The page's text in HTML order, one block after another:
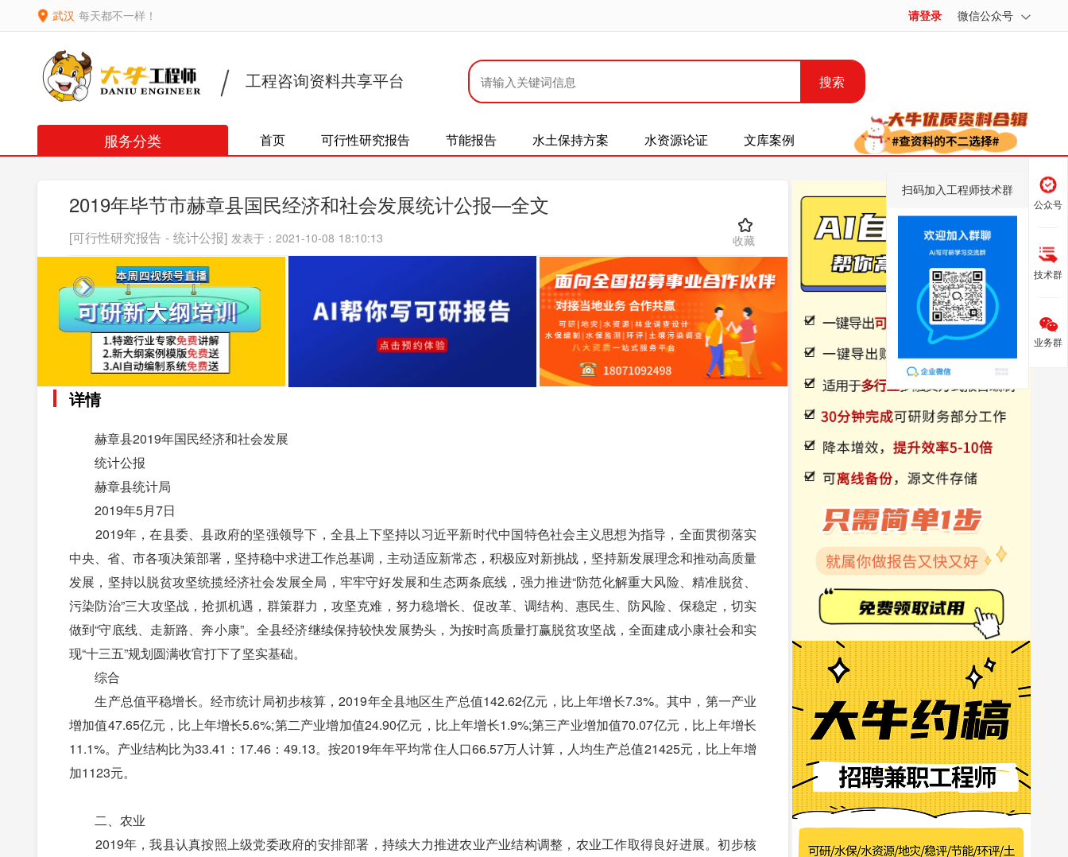
武汉 每天都不一样！ 请登录 微信公众号
工程咨询资料共享平台 搜索
服务分类 首页 可行性研究报告 节能报告 水土保持方案 水资源论证 文库案例
2019年毕节市赫章县国民经济和社会发展统计公报—全文
[可行性研究报告 - 统计公报] 发表于：2021-10-08 18:10:13 收藏
详情
赫章县2019年国民经济和社会发展
统计公报
赫章县统计局
2019年5月7日
2019年，在县委、县政府的坚强领导下，全县上下坚持以习近平新时代中国特色社会主义思想为指导，全面贯彻落实
中央、省、市各项决策部署，坚持稳中求进工作总基调，主动适应新常态，积极应对新挑战，坚持新发展理念和推动高质量
发展，坚持以脱贫攻坚统揽经济社会发展全局，牢牢守好发展和生态两条底线，强力推进“防范化解重大风险、精准脱贫、
污染防治”三大攻坚战，抢抓机遇，群策群力，攻坚克难，努力稳增长、促改革、调结构、惠民生、防风险、保稳定，切实
做到“守底线、走新路、奔小康”。全县经济继续保持较快发展势头，为按时高质量打赢脱贫攻坚战，全面建成小康社会和实
现“十三五”规划圆满收官打下了坚实基础。
综合
生产总值平稳增长。经市统计局初步核算，2019年全县地区生产总值142.62亿元，比上年增长7.3%。其中，第一产业
增加值47.65亿元，比上年增长5.6%;第二产业增加值24.90亿元，比上年增长1.9%;第三产业增加值70.07亿元，比上年增长
11.1%。产业结构比为33.41：17.46：49.13。按2019年年平均常住人口66.57万人计算，人均生产总值21425元，比上年增
加1123元。
二、农业
2019年，我县认真按照上级党委政府的安排部署，持续大力推进农业产业结构调整，农业工作取得良好进展。初步核
公众号
技术群
扫码加入工程师技术群
业务群